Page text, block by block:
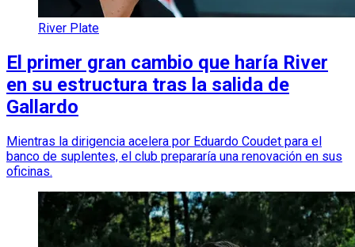
River Plate
El primer gran cambio que haría River
en su estructura tras la salida de
Gallardo
Mientras la dirigencia acelera por Eduardo Coudet para el
banco de suplentes, el club prepararía una renovación en sus
oficinas.